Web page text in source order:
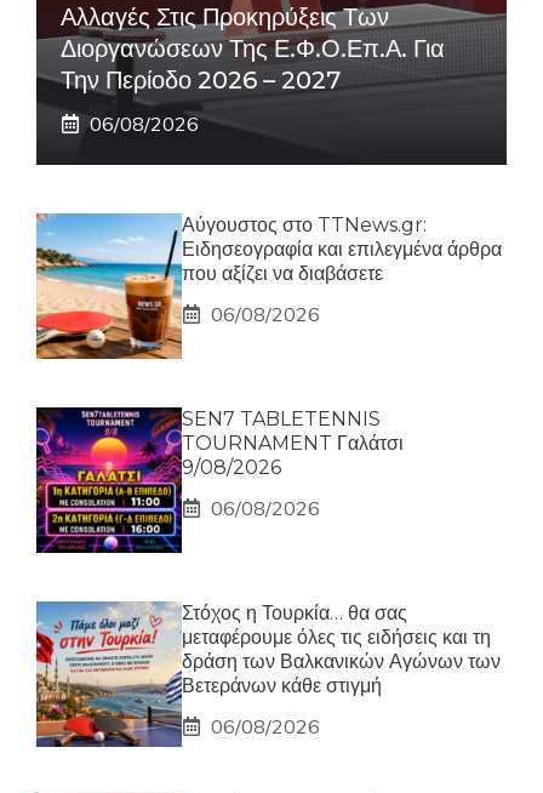
Αλλαγές Στις Προκηρύξεις Των
Διοργανώσεων Της Ε.Φ.Ο.Επ.Α. Για
Την Περίοδο 2026 – 2027
06/08/2026
Αύγουστος στο TTNews.gr:
Ειδησεογραφία και επιλεγμένα άρθρα
που αξίζει να διαβάσετε
06/08/2026
SEN7 TABLETENNIS
TOURNAMENT Γαλάτσι
9/08/2026
06/08/2026
Στόχος η Τουρκία… θα σας
μεταφέρουμε όλες τις ειδήσεις και τη
δράση των Βαλκανικών Αγώνων των
Βετεράνων κάθε στιγμή
06/08/2026